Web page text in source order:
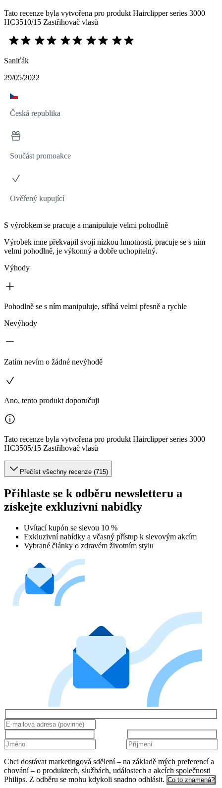
Tato recenze byla vytvořena pro produkt Hairclipper series 3000
HC3510/15 Zastřihovač vlasů
Saniťák
29/05/2022
Česká republika
Součást promoakce
Ověřený kupující
S výrobkem se pracuje a manipuluje velmi pohodlně
Výrobek mne překvapil svojí nízkou hmotností, pracuje se s ním
velmi pohodlně, je výkonný a dobře uchopitelný.
Výhody
Pohodlně se s ním manipuluje, stříhá velmi přesně a rychle
Nevýhody
Zatím nevím o žádné nevýhodě
Ano, tento produkt doporučuji
Tato recenze byla vytvořena pro produkt Hairclipper series 3000
HC3505/15 Zastřihovač vlasů
Přečíst všechny recenze (715)
Přihlaste se k odběru newsletteru a
získejte exkluzivní nabídky
Uvítací kupón se slevou 10 %
Exkluzivní nabídky a včasný přístup k slevovým akcím
Vybrané články o zdravém životním stylu
Chci dostávat marketingová sdělení – na základě mých preferencí a
chování – o produktech, službách, událostech a akcích společnosti
Philips. Z odběru se mohu kdykoli snadno odhlásit. Co to znamená?